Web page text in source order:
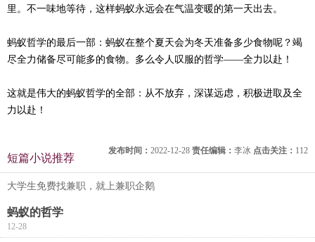
里。不一味地等待，这样蚂蚁永远会在气温变暖的第一天出去。
蚂蚁哲学的最后一部：蚂蚁在整个夏天会为冬天准备多少食物呢？竭
尽全力储备尽可能多的食物。多么令人叹服的哲学——全力以赴！
这就是伟大的蚂蚁哲学的全部：从不放弃，深谋远虑，积极进取及全
力以赴！
发布时间： 2022-12-28 责任编辑： 李冰 点击关注： 112
短篇小说推荐
大学生免费找兼职，就上兼职企鹅
蚂蚁的哲学
12-28